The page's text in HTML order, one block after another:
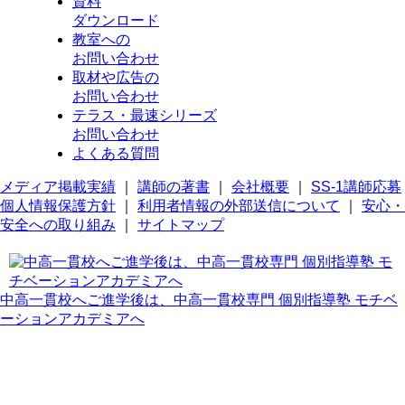
ダウンロード
教室への
お問い合わせ
取材や広告の
お問い合わせ
テラス・最速シリーズ
お問い合わせ
よくある質問
メディア掲載実績 講師の著書 会社概要
SS-1講師応募
個人情報保護方針
利用者情報の外部送信について
安心・
安全への取り組み
サイトマップ
中高一貫校へご進学後は、中高一貫校専門 個別指導塾 モチベ
ーションアカデミアへ